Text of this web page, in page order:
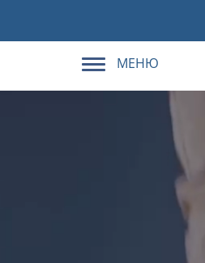
МЕНЮ